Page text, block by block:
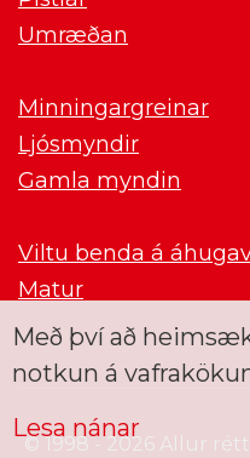
Umræðan
Minningargreinar
Ljósmyndir
Gamla myndin
Viltu benda á
Matur
© 1998 - 2026 Allur
Með því að
notkun á
Lesa nánar